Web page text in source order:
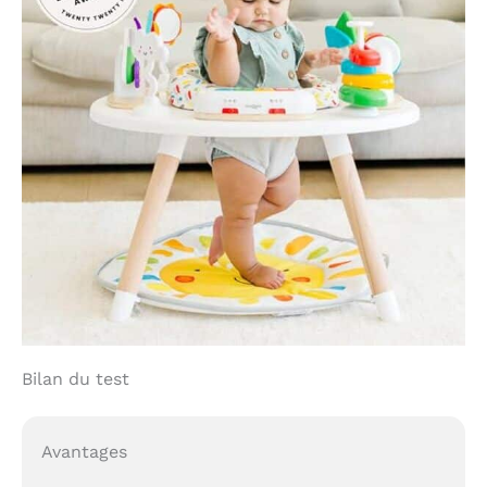
Bilan du test
Avantages